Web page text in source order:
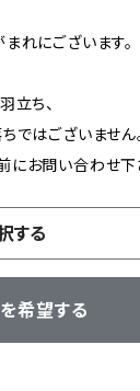
れにございます。
立ち、
ではございません
お問い合わせ下
する
希望する